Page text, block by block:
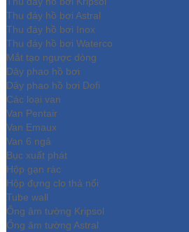
Thu đáy hồ bơi Astral
Thu đáy hồ bơi Inox
Thu đáy hồ bơi Waterco
Mắt tạo ngược dòng
Dây phao hồ bơi
Dây phao hồ bơi Dofi
Các loại van
Van Pentair
Van Emaux
Van 6 ngả
Bục xuất phát
Hộp gạn rác
Hộp đựng clo thả nổi
Tube wall
Ống âm tường Kripsol
Ống âm tường Astral